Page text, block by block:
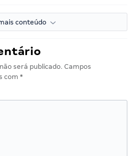
conteúdo
será publicado. Campos
com *